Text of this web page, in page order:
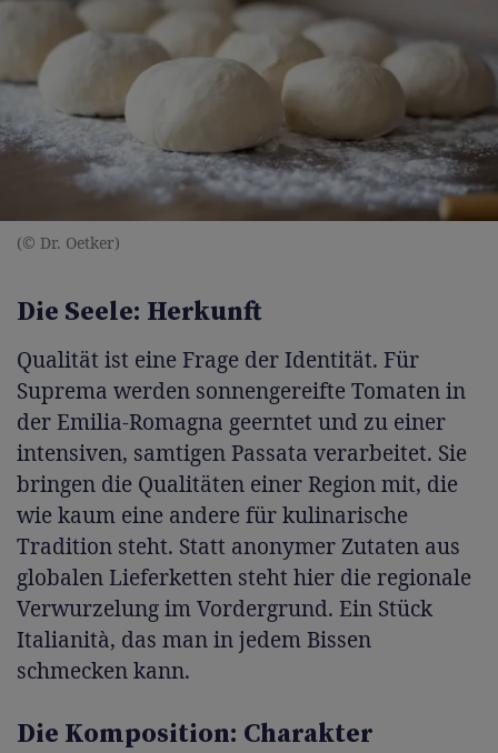
(© Dr. Oetker)
Die Seele: Herkunft
Qualität ist eine Frage der Identität. Für
Suprema werden sonnengereifte Tomaten in
der Emilia-Romagna geerntet und zu einer
intensiven, samtigen Passata verarbeitet. Sie
bringen die Qualitäten einer Region mit, die
wie kaum eine andere für kulinarische
Tradition steht. Statt anonymer Zutaten aus
globalen Lieferketten steht hier die regionale
Verwurzelung im Vordergrund. Ein Stück
Italianità, das man in jedem Bissen
schmecken kann.
Die Komposition: Charakter